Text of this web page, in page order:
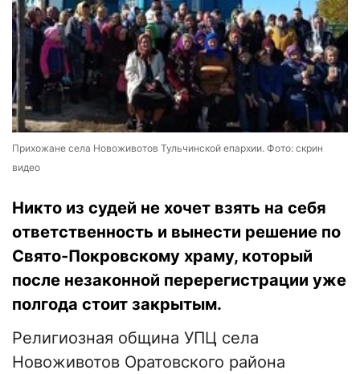
Прихожане села Новоживотов Тульчинской епархии. Фото: скрин
видео
Никто из судей не хочет взять на себя
ответственность и вынести решение по
Свято-Покровскому храму, который
после незаконной перерегистрации уже
полгода стоит закрытым.
Религиозная община УПЦ села
Новоживотов Оратовского района